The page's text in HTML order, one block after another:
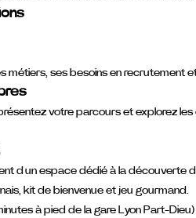
métiers, ses besoins en recrutement
votre parcours et explorez
d’un espace dédié à la
kit de bienvenue et jeu gourmand.
à pied de la gare Lyon Part-Dieu)